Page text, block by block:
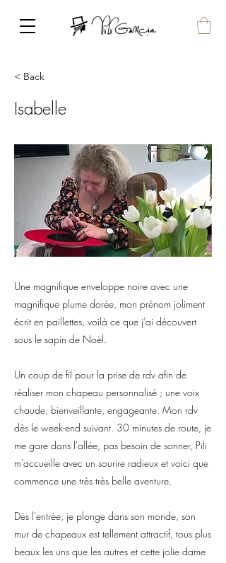
< Back
Isabelle
Une magnifique enveloppe noire avec une
magnifique plume dorée, mon prénom joliment
écrit en paillettes, voilà ce que j'ai découvert
sous le sapin de Noël.
Un coup de fil pour la prise de rdv afin de
réaliser mon chapeau personnalisé ; une voix
chaude, bienveillante, engageante. Mon rdv
dès le week-end suivant. 30 minutes de route, je
me gare dans l'allée, pas besoin de sonner, Pili
m'accueille avec un sourire radieux et voici que
commence une très très belle aventure.
Dès l'entrée, je plonge dans son monde, son
mur de chapeaux est tellement attractif, tous plus
beaux les uns que les autres et cette jolie dame